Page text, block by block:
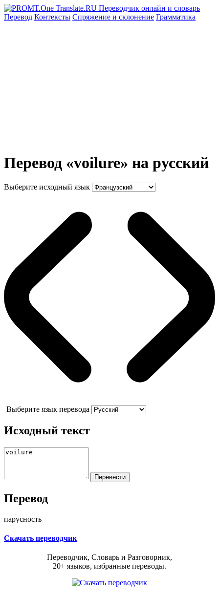
Перевод Контексты Спряжение и склонение Грамматика
Перевод «voilure» на русский
Выберите исходный язык
Выберите язык перевода
Исходный текст
Перевод
парусность
Скачать переводчик
Переводчик, Словарь и Разговорник,
20+ языков, избранные переводы.